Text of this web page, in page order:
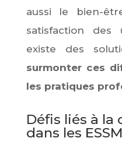
aussi le bien-
satisfaction des
existe des
surmonter ces
les pratiques
Défis liés à
dans les